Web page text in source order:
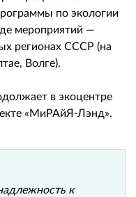
по экологии
мероприятий —
регионах СССР (на
Волге).
в экоцентре
«МиРАйЯ-Лэнд».
к